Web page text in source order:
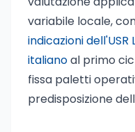
variabile locale,
indicazioni
italianoal primo
fissa paletti
predisposizione